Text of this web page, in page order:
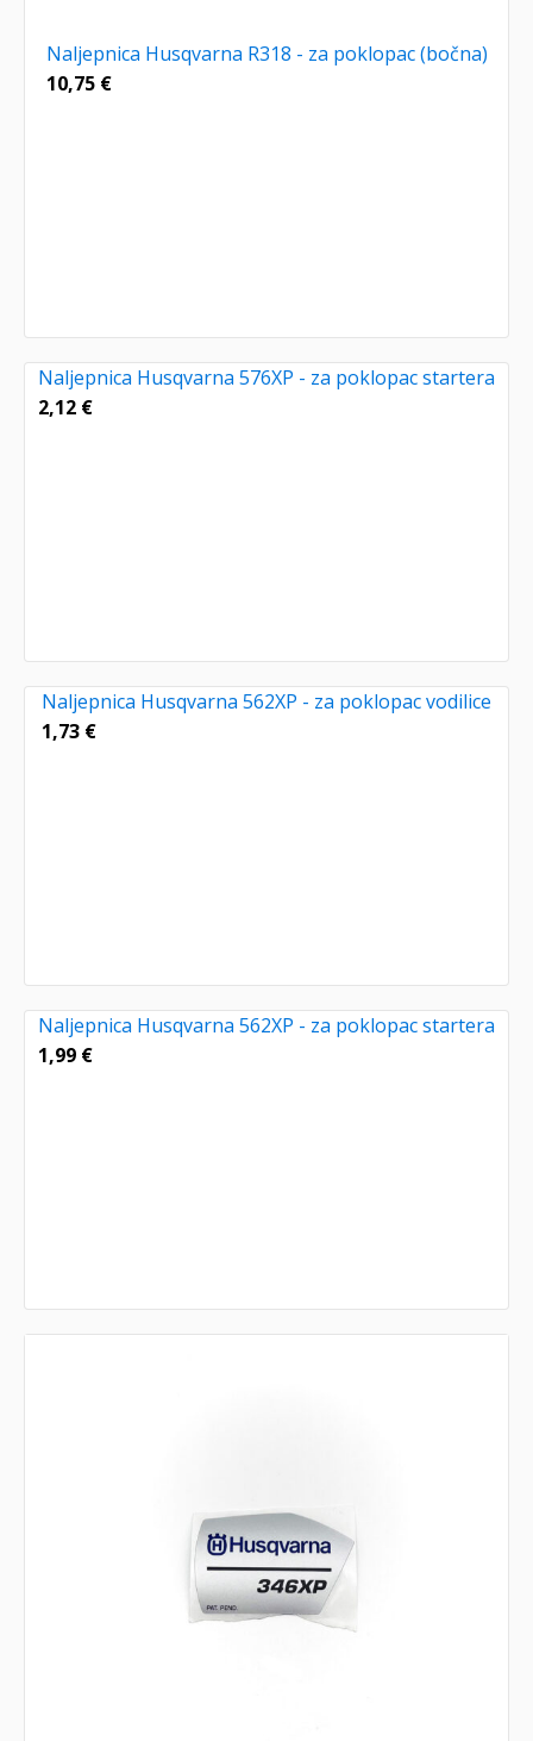
Naljepnica Husqvarna R318 - za poklopac (bočna)
10,75 €
Naljepnica Husqvarna 576XP - za poklopac startera
2,12 €
Naljepnica Husqvarna 562XP - za poklopac vodilice
1,73 €
Naljepnica Husqvarna 562XP - za poklopac startera
1,99 €